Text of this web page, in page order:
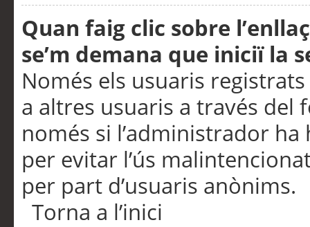
Quan faig clic sobre
se’m demana que iniciï la
Només els usuaris
a altres usuaris a través
només si l’administrador
per evitar l’ús
per part d’usuaris anònims.
Torna a l’inici